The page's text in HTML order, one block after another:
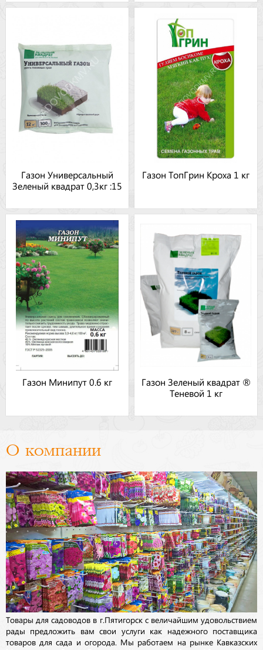
Газон Универсальный
Зеленый квадрат 0,3кг :15
Газон ТопГрин Кроха 1 кг
Газон Минипут 0.6 кг
Газон Зеленый квадрат ®
Теневой 1 кг
О компании
Товары для садоводов в г.Пятигорск с величайшим удовольствием
рады предложить вам свои услуги как надежного поставщика
товаров для сада и огорода. Мы работаем на рынке Кавказских